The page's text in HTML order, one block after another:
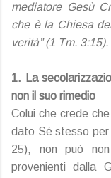
mediatore Gesù
che è la Chiesa
verità” (1 Tm. 3:15).
1. La
non il suo rimedio
Colui che crede
dato Sé stesso per
25), non può
provenienti dalla